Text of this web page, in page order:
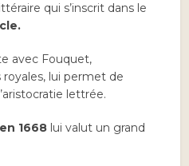
qui s’inscrit dans le
avec Fouquet,
lui permet de
lettrée.
1668 lui valut un grand